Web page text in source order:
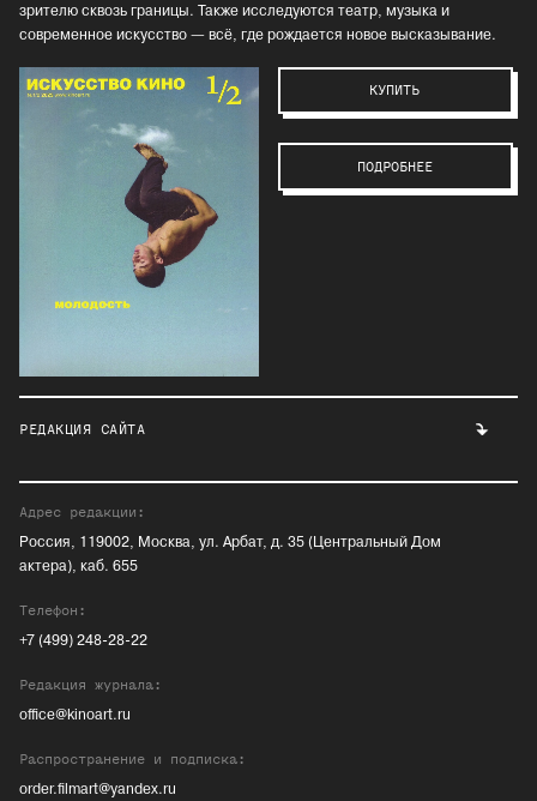
зрителю сквозь границы. Также исследуются театр, музыка и
современное искусство — всё, где рождается новое высказывание.
КУПИТЬ
ПОДРОБНЕЕ
РЕДАКЦИЯ САЙТА
Адрес редакции:
Россия, 119002, Москва, ул. Арбат, д. 35 (Центральный Дом
актера), каб. 655
Телефон:
+7 (499) 248-28-22
Редакция журнала:
office@kinoart.ru
Распространение и подписка:
order.filmart@yandex.ru